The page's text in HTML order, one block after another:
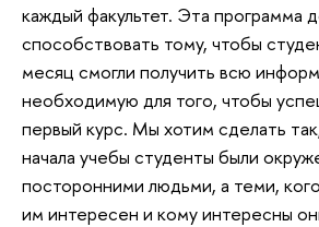
каждый факультет. Эта программа
способствовать тому, чтобы
месяц смогли получить всю
необходимую для того, чтобы
первый курс. Мы хотим сделать
начала учебы студенты были
посторонними людьми, а теми,
им интересен и кому интересны